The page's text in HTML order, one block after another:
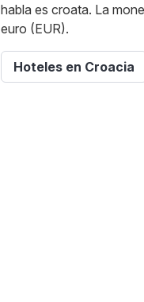
habla es croata. La
euro (EUR).
Hoteles en Croacia